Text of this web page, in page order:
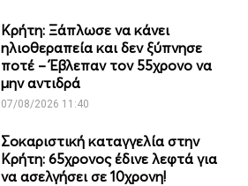
Κρήτη: Ξάπλωσε να κάνει
ηλιοθεραπεία και δεν ξύπνησε
ποτέ – Έβλεπαν τον 55χρονο να
μην αντιδρά
07/08/2026 11:40
Σοκαριστική καταγγελία στην
Κρήτη: 65χρονος έδινε λεφτά για
να ασελγήσει σε 10χρονη!